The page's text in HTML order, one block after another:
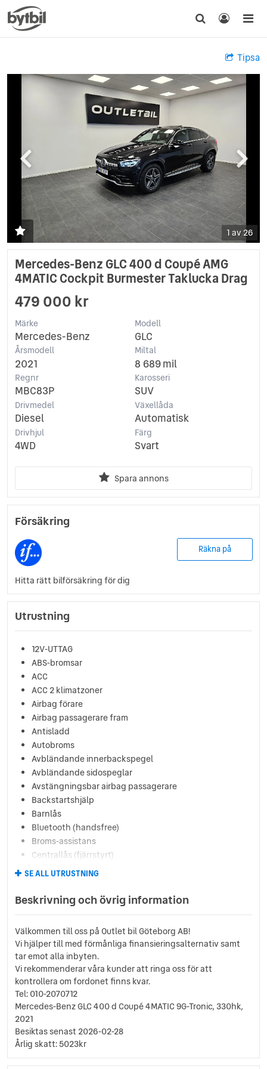
Tipsa
1 av 26
Mercedes-Benz GLC 400 d Coupé AMG
4MATIC Cockpit Burmester Taklucka Drag
479 000 kr
Märke
Mercedes-Benz
Modell
GLC
Årsmodell
2021
Miltal
8 689 mil
Regnr
MBC83P
Karosseri
SUV
Drivmedel
Diesel
Växellåda
Automatisk
Drivhjul
4WD
Färg
Svart
Spara annons
Försäkring
Räkna på
Hitta rätt bilförsäkring för dig
Utrustning
12V-UTTAG
ABS-bromsar
ACC
ACC 2 klimatzoner
Airbag förare
Airbag passagerare fram
Antisladd
Autobroms
Avbländande innerbackspegel
Avbländande sidospeglar
Avstängningsbar airbag passagerare
Backstartshjälp
Barnlås
Bluetooth (handsfree)
Broms-assistans
Centrallås (fjärrstyrt)
Delbart baksäte
Dimljus fram
Elinfällbara sidospeglar
Elstol förare
Eluppvärmda sidospeglar
Euro 6
Euro NCAP 5
Fartbegränsare
Farthållare (adaptiv)
Fotgängardetektion
Fällbara baksäten
Färddator
SE ALL UTRUSTNING
Beskrivning och övrig information
Välkommen till oss på Outlet bil Göteborg AB!
Vi hjälper till med förmånliga finansieringsalternativ samt
tar emot alla inbyten.
Vi rekommenderar våra kunder att ringa oss för att
kontrollera om fordonet finns kvar.
Tel: 010-2070712
Mercedes-Benz GLC 400 d Coupé 4MATIC 9G-Tronic, 330hk,
2021
Besiktas senast 2026-02-28
Årlig skatt: 5023kr